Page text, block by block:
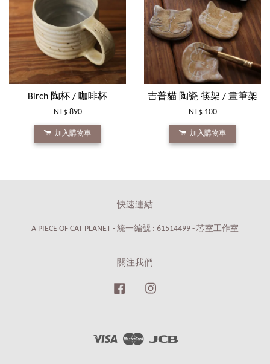
Birch 陶杯 / 咖啡杯
NT$ 890
加入購物車
吉普貓 陶瓷 筷架 / 畫筆架
NT$ 100
加入購物車
快速連結
A PIECE OF CAT PLANET - 統一編號 : 61514499 - 芯室工作室
關注我們
Facebook
Visa Master